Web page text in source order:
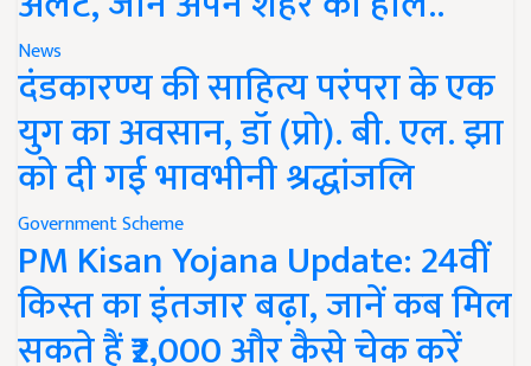
News
दंडकारण्य की साहित्य परंपरा के एक
युग का अवसान, डॉ (प्रो). बी. एल. झा
को दी गई भावभीनी श्रद्धांजलि
Government Scheme
PM Kisan Yojana Update: 24वीं
किस्त का इंतजार बढ़ा, जानें कब मिल
सकते हैं ₹2,000 और कैसे चेक करें